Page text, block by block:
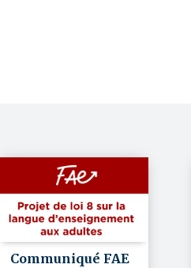
Communiqué FAE